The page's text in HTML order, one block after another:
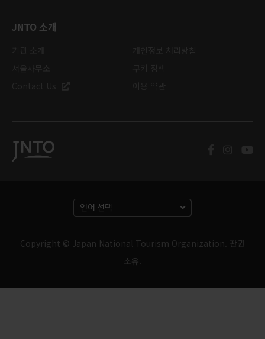
JNTO 소개
Copyright © Japan National Tourism Organization. 판권
소유.